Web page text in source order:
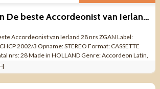
Dermot O'Brien De beste Accordeonist van Ierland 28 nrs ZGAN
Accordeonist van Ierland 28 nrs ZGAN Label:
2002/3 Opname: STEREO Format: CASSETTE
nrs: 28 Made in HOLLAND Genre: Accordeon Latin,